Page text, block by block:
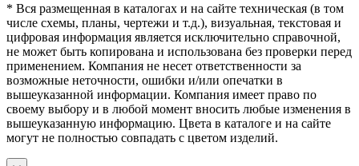
* Вся размещенная в каталогах и на сайте техническая (в том
числе схемы, планы, чертежи и т.д.), визуальная, текстовая и
цифровая информация является исключительно справочной,
не может быть копирована и использована без проверки перед
применением. Компания не несет ответственности за
возможные неточности, ошибки и/или опечатки в
вышеуказанной информации. Компания имеет право по
своему выбору и в любой момент вносить любые изменения в
вышеуказанную информацию. Цвета в каталоге и на сайте
могут не полностью совпадать с цветом изделий.